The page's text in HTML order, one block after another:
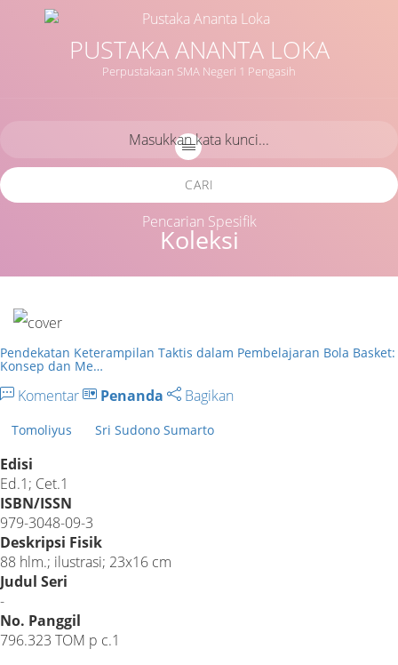
PUSTAKA ANANTA LOKA
Perpustakaan SMA Negeri 1 Pengasih
Koleksi
CARI
Pencarian Spesifik
Pendekatan Keterampilan Taktis dalam Pembelajaran Bola Basket:
Konsep dan Me…
Komentar Penanda Bagikan
Tomoliyus Sri Sudono Sumarto
Edisi
Ed.1; Cet.1
ISBN/ISSN
979-3048-09-3
Deskripsi Fisik
88 hlm.; ilustrasi; 23x16 cm
Judul Seri
-
No. Panggil
796.323 TOM p c.1